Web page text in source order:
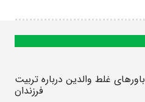
باورهای غلط والدین درباره تربیت
فرزندان